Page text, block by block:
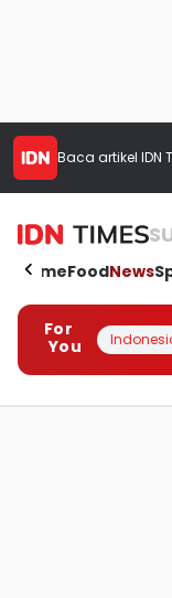
Baca artikel IDN
HomeFoodNews
For
You